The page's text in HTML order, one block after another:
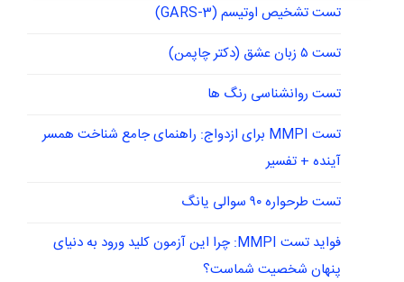
تست تشخیص اوتیسم (GARS-3)
تست ۵ زبان عشق (دکتر چاپمن)
تست روانشناسی رنگ ها
تست MMPI برای ازدواج: راهنمای جامع شناخت همسر
آینده + تفسیر
تست طرحواره ۹۰ سوالی یانگ
فواید تست MMPI: چرا این آزمون کلید ورود به دنیای
پنهان شخصیت شماست؟